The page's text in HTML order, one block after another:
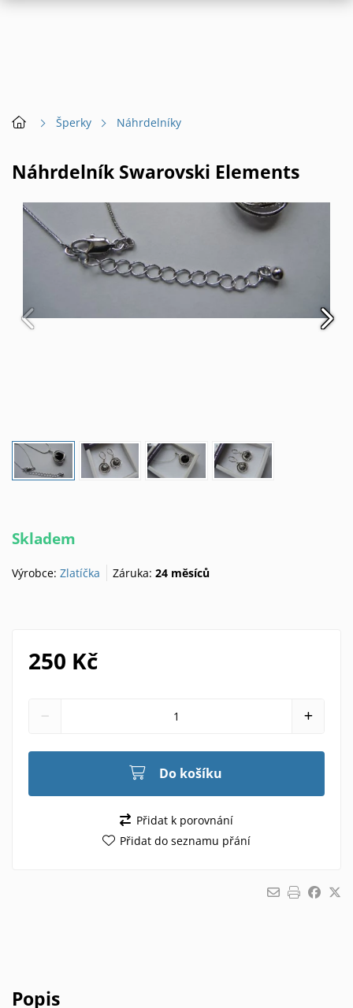
Šperky Náhrdelníky
Náhrdelník Swarovski Elements
Skladem
Výrobce: Zlatíčka Záruka:24 měsíců
250 Kč
Do košíku
Přidat k porovnání
Přidat do seznamu přání
Popis